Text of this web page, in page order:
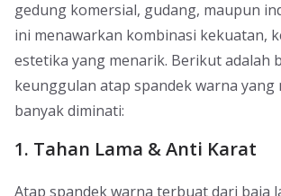
gedung komersial, gudang, maupun
ini menawarkan kombinasi kekuatan,
estetika yang menarik. Berikut adalah
keunggulan atap spandek warna yang
banyak diminati:
1. Tahan Lama & Anti Karat
Atap spandek warna terbuat dari baja